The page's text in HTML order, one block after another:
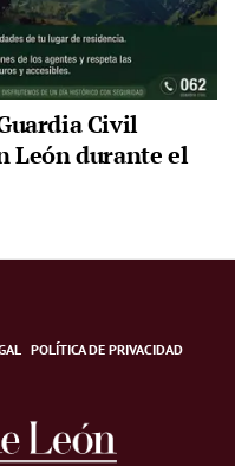
Civil
León durante el
POLÍTICA DE PRIVACIDAD